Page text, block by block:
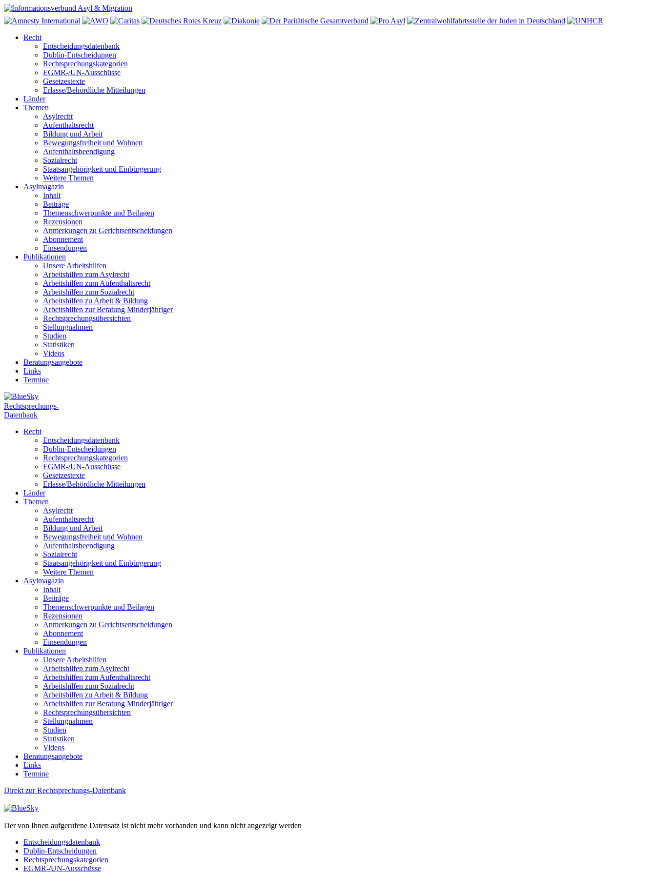
Recht
Entscheidungsdatenbank
Dublin-Entscheidungen
Rechtsprechungskategorien
EGMR-/UN-Ausschüsse
Gesetzestexte
Erlasse/Behördliche Mitteilungen
Länder
Themen
Asylrecht
Aufenthaltsrecht
Bildung und Arbeit
Bewegungsfreiheit und Wohnen
Aufenthaltsbeendigung
Sozialrecht
Staatsangehörigkeit und Einbürgerung
Weitere Themen
Asylmagazin
Inhalt
Beiträge
Themenschwerpunkte und Beilagen
Rezensionen
Anmerkungen zu Gerichtsentscheidungen
Abonnement
Einsendungen
Publikationen
Unsere Arbeitshilfen
Arbeitshilfen zum Asylrecht
Arbeitshilfen zum Aufenthaltsrecht
Arbeitshilfen zum Sozialrecht
Arbeitshilfen zu Arbeit & Bildung
Arbeitshilfen zur Beratung Minderjähriger
Rechtsprechungsübersichten
Stellungnahmen
Studien
Statistiken
Videos
Beratungsangebote
Links
Termine
Rechtsprechungs-
Datenbank
Recht
Entscheidungsdatenbank
Dublin-Entscheidungen
Rechtsprechungskategorien
EGMR-/UN-Ausschüsse
Gesetzestexte
Erlasse/Behördliche Mitteilungen
Länder
Themen
Asylrecht
Aufenthaltsrecht
Bildung und Arbeit
Bewegungsfreiheit und Wohnen
Aufenthaltsbeendigung
Sozialrecht
Staatsangehörigkeit und Einbürgerung
Weitere Themen
Asylmagazin
Inhalt
Beiträge
Themenschwerpunkte und Beilagen
Rezensionen
Anmerkungen zu Gerichtsentscheidungen
Abonnement
Einsendungen
Publikationen
Unsere Arbeitshilfen
Arbeitshilfen zum Asylrecht
Arbeitshilfen zum Aufenthaltsrecht
Arbeitshilfen zum Sozialrecht
Arbeitshilfen zu Arbeit & Bildung
Arbeitshilfen zur Beratung Minderjähriger
Rechtsprechungsübersichten
Stellungnahmen
Studien
Statistiken
Videos
Beratungsangebote
Links
Termine
Direkt zur Rechtsprechungs-Datenbank
Der von Ihnen aufgerufene Datensatz ist nicht mehr vorhanden und kann nicht angezeigt werden
Entscheidungsdatenbank
Dublin-Entscheidungen
Rechtsprechungskategorien
EGMR-/UN-Ausschüsse